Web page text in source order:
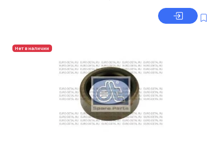
Нет в наличии